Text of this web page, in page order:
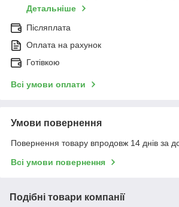
Детальніше
Післяплата
Оплата на рахунок
Готівкою
Всі умови оплати
Умови повернення
Повернення товару впродовж 14 днів за
Всі умови повернення
Подібні товари компанії